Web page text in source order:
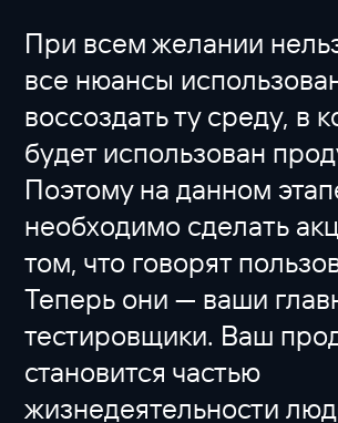
При всем желании
все нюансы
воссоздать ту среду, в
будет использован
Поэтому на данном
необходимо сделать
том, что говорят
Теперь они — ваши
тестировщики. Ваш
становится частью
жизнедеятельности